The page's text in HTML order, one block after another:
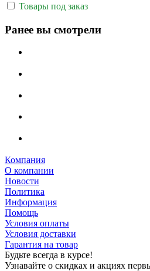
Товары под заказ
Ранее вы смотрели
Компания
О компании
Новости
Политика
Информация
Помощь
Условия оплаты
Условия доставки
Гарантия на товар
Будьте всегда в курсе!
Узнавайте о скидках и акциях